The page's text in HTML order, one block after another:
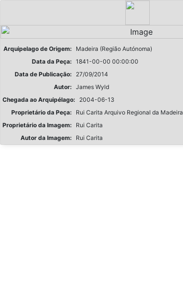
Arquipelago de Origem:
Madeira (Região Autónoma)
Data da Peça: 1841-00-00 00:00:00
Data de Publicação:
27/09/2014
Autor: James Wyld
Chegada ao Arquipélago:
2004-06-13
Proprietário da Peça:
Rui Carita Arquivo Regional da Madeira
Proprietário da Imagem:
Rui Carita
Autor da Imagem:
Rui Carita